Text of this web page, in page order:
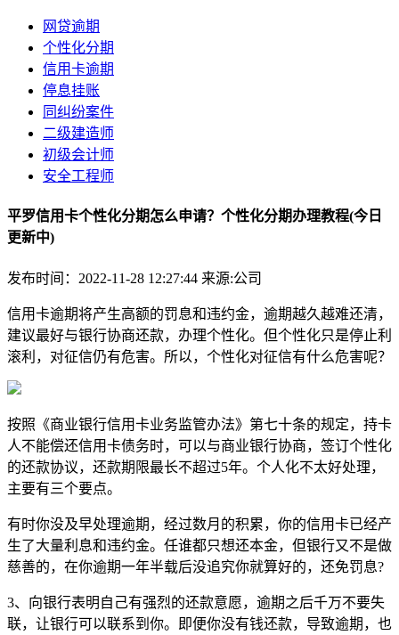
网贷逾期
个性化分期
信用卡逾期
停息挂账
同纠纷案件
二级建造师
初级会计师
安全工程师
平罗信用卡个性化分期怎么申请？个性化分期办理教程(今日
更新中)
发布时间：2022-11-28 12:27:44 来源:公司
信用卡逾期将产生高额的罚息和违约金，逾期越久越难还清，
建议最好与银行协商还款，办理个性化。但个性化只是停止利
滚利，对征信仍有危害。所以，个性化对征信有什么危害呢？
按照《商业银行信用卡业务监管办法》第七十条的规定，持卡
人不能偿还信用卡债务时，可以与商业银行协商，签订个性化
的还款协议，还款期限最长不超过5年。个人化不太好处理，
主要有三个要点。
有时你没及早处理逾期，经过数月的积累，你的信用卡已经产
生了大量利息和违约金。任谁都只想还本金，但银行又不是做
慈善的，在你逾期一年半载后没追究你就算好的，还免罚息?
3、向银行表明自己有强烈的还款意愿，逾期之后千万不要失
联，让银行可以联系到你。即便你没有钱还款，导致逾期，也